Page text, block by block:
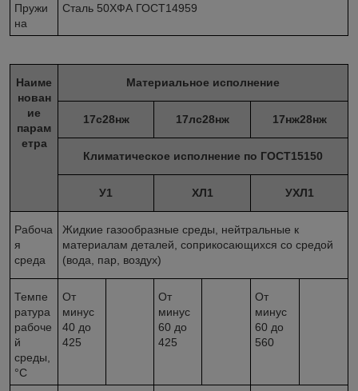
Пружи
на
Сталь 50ХФА ГОСТ14959
Наиме
нован
ие
парам
етра
Материальное исполнение
17с28нж 17лс28нж 17нж28нж
Климатическое исполнение по ГОСТ15150
У1 ХЛ1 УХЛ1
Рабоча
я
среда
Жидкие газообразные среды, нейтральные к
материалам деталей, соприкосающихся со средой
(вода, пар, воздух)
Темпе
ратура
рабоче
й
среды,
°С
От
минус
40 до
425
От
минус
60 до
425
От
минус
60 до
560